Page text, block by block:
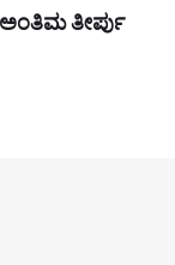
ತೀರ್ಪು